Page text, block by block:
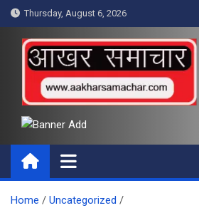
Skip
to
content
Thursday, August 6, 2026
आखर समाचार
Home
Uncategorized